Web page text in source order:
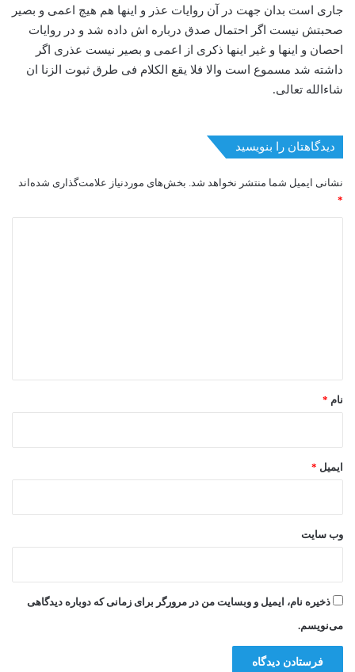
جاری است بدان جهت در آن روایات عذر و اینها هم هیچ اعمی و بصیر
صحبتش نیست اگر احتمال صدق درباره اش داده شد و در روایات
احصان و اینها و غیر اینها ذکری از اعمی و بصیر نیست عذری اگر
داشته شد مسموع است والا فلا یقع الکلام فی طرق ثبوت الزنا ان
شاءالله تعالی.
دیدگاهتان را بنویسید
نشانی ایمیل شما منتشر نخواهد شد. بخش‌های موردنیاز علامت‌گذاری شده‌اند
*
نام *
ایمیل *
وب‌ سایت
ذخیره نام، ایمیل و وبسایت من در مرورگر برای زمانی که دوباره دیدگاهی
می‌نویسم.